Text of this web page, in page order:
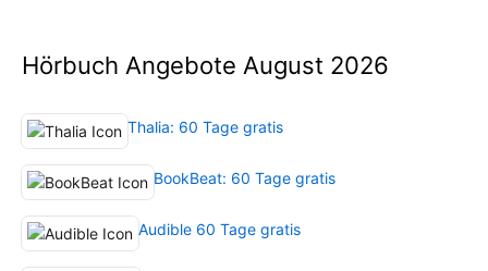
Hörbuch Angebote August 2026
Thalia: 60 Tage gratis
BookBeat: 60 Tage gratis
Audible 60 Tage gratis